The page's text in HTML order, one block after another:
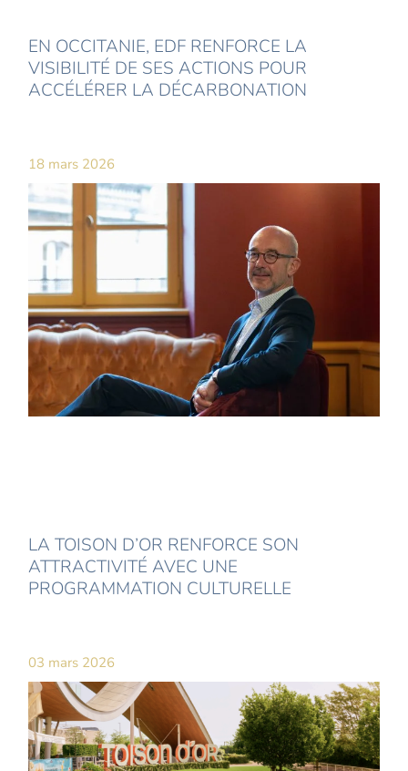
EN OCCITANIE, EDF RENFORCE LA
VISIBILITÉ DE SES ACTIONS POUR
ACCÉLÉRER LA DÉCARBONATION
18 mars 2026
LA TOISON D’OR RENFORCE SON
ATTRACTIVITÉ AVEC UNE
PROGRAMMATION CULTURELLE
03 mars 2026